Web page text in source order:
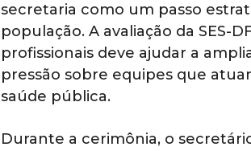
secretaria como um passo
população. A avaliação da SES-
profissionais deve ajudar a
pressão sobre equipes que
saúde pública.
Durante a cerimônia, o